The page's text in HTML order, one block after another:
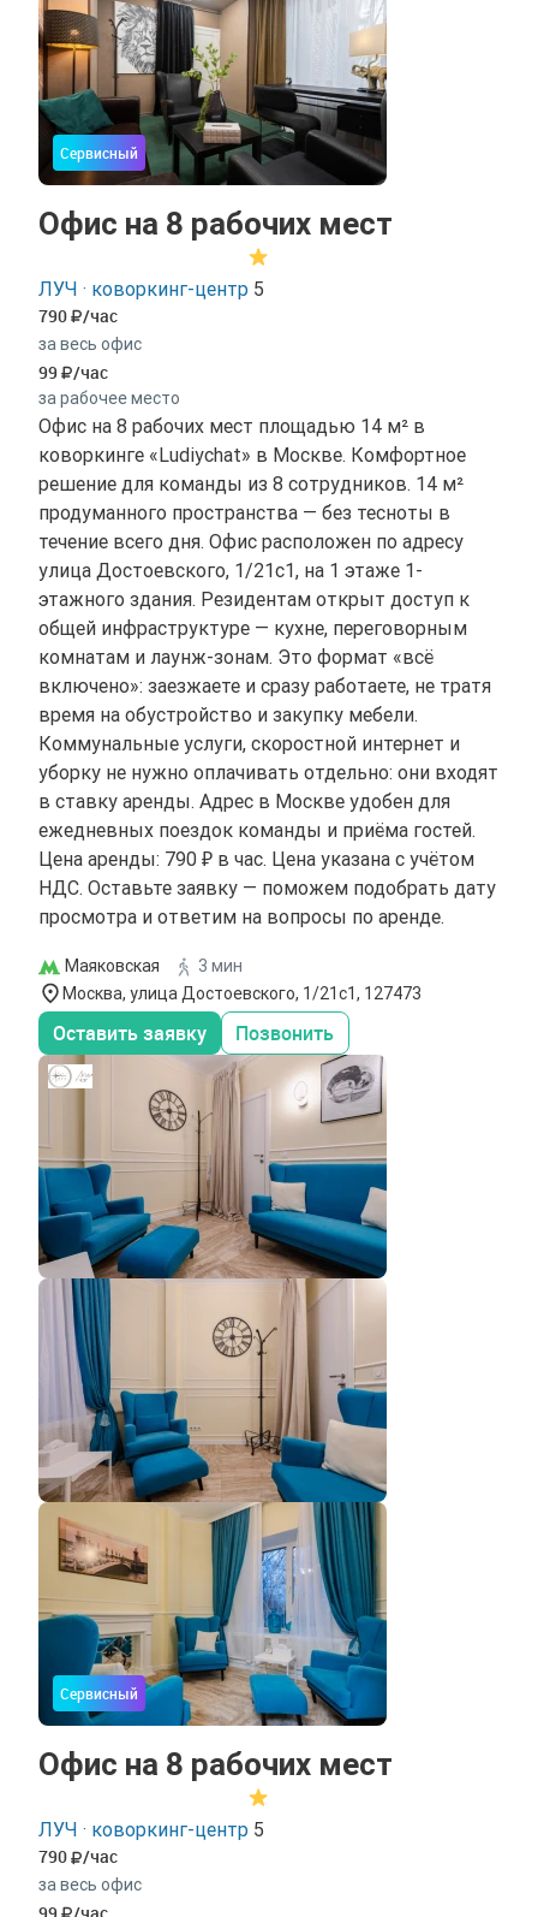
Сервисный
Офис на 8 рабочих мест
ЛУЧ · коворкинг-центр 5
790 /час
за весь офис
99 /час
за рабочее место
Офис на 8 рабочих мест площадью 14 м² в
коворкинге «Ludiychat» в Москве. Комфортное
решение для команды из 8 сотрудников. 14 м²
продуманного пространства — без тесноты в
течение всего дня. Офис расположен по адресу
улица Достоевского, 1/21с1, на 1 этаже 1-
этажного здания. Резидентам открыт доступ к
общей инфраструктуре — кухне, переговорным
комнатам и лаунж-зонам. Это формат «всё
включено»: заезжаете и сразу работаете, не тратя
время на обустройство и закупку мебели.
Коммунальные услуги, скоростной интернет и
уборку не нужно оплачивать отдельно: они входят
в ставку аренды. Адрес в Москве удобен для
ежедневных поездок команды и приёма гостей.
Цена аренды: 790 ₽ в час. Цена указана с учётом
НДС. Оставьте заявку — поможем подобрать дату
просмотра и ответим на вопросы по аренде.
Маяковская
3 мин
Москва, улица Достоевского, 1/21с1, 127473
Оставить заявку Позвонить
Сервисный
Офис на 8 рабочих мест
ЛУЧ · коворкинг-центр 5
790 /час
за весь офис